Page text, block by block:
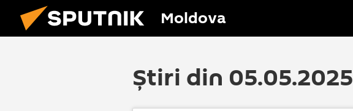
Moldova
Știri din 05.05.2025